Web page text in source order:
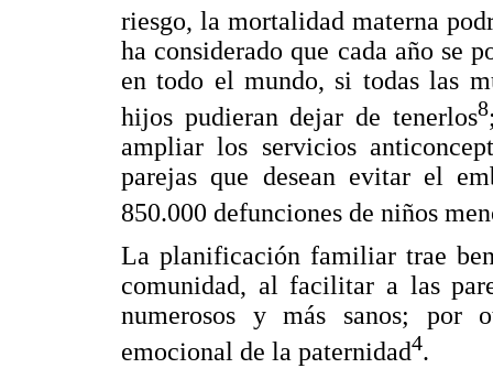
riesgo, la mortalidad materna
ha considerado que cada año se
en todo el mundo, si todas las
hijos pudieran dejar de tenerlos8
ampliar los servicios
parejas que desean evitar el
850.000 defunciones de niños
La planificación familiar trae
comunidad, al facilitar a las
numerosos y más sanos; por
emocional de la paternidad4.